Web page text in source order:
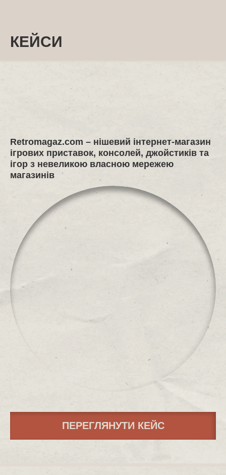
КЕЙСИ
Retromagaz.com – нішевий інтернет-магазин
ігрових приставок, консолей, джойстиків та
ігор з невеликою власною мережею
магазинів
ПЕРЕГЛЯНУТИ КЕЙС